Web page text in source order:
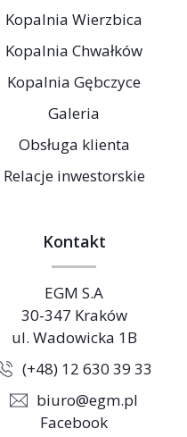
Kopalnia Wierzbica
Kopalnia Chwałków
Kopalnia Gębczyce
Galeria
Obsługa klienta
Relacje inwestorskie
Kontakt
EGM S.A
30-347 Kraków
ul. Wadowicka 1B
(+48) 12 630 39 33
biuro@egm.pl
Facebook